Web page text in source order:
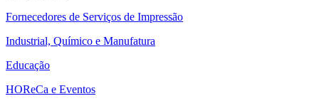
Fornecedores de Serviços de Impressão
Industrial, Químico e Manufatura
Educação
HOReCa e Eventos